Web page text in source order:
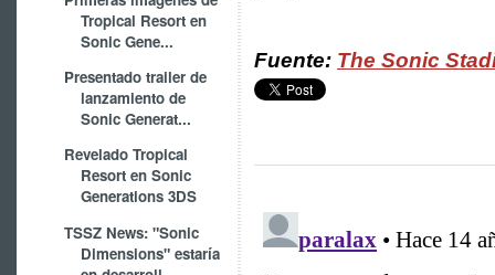
Tropical Resort en
Sonic Gene...
Presentado trailer de
lanzamiento de
Sonic Generat...
Revelado Tropical
Resort en Sonic
Generations 3DS
TSSZ News: "Sonic
Dimensions" estaría
Fuente: The Sonic